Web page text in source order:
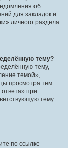
об
для закладок и
личного раздела.
тему?
тему,
темой»,
просмотра тем.
при
тему.
по ссылке